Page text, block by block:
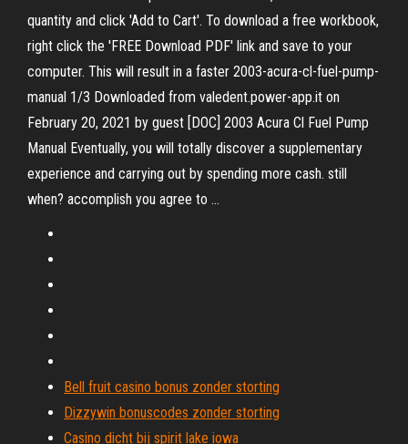
quantity and click 'Add to Cart'. To download a free workbook,
right click the 'FREE Download PDF' link and save to your
computer. This will result in a faster 2003-acura-cl-fuel-pump-
manual 1/3 Downloaded from valedent.power-app.it on
February 20, 2021 by guest [DOC] 2003 Acura Cl Fuel Pump
Manual Eventually, you will totally discover a supplementary
experience and carrying out by spending more cash. still
when? accomplish you agree to …
Bell fruit casino bonus zonder storting
Dizzywin bonuscodes zonder storting
Casino dicht bij spirit lake iowa